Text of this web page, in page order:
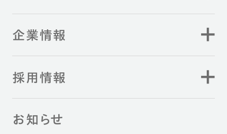
企業情報
採用情報
お知らせ